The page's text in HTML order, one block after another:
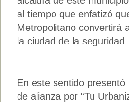
al tiempo que enfatizó
Metropolitano convertirá
la ciudad de la seguridad.
En este sentido presentó
de alianza por “Tu